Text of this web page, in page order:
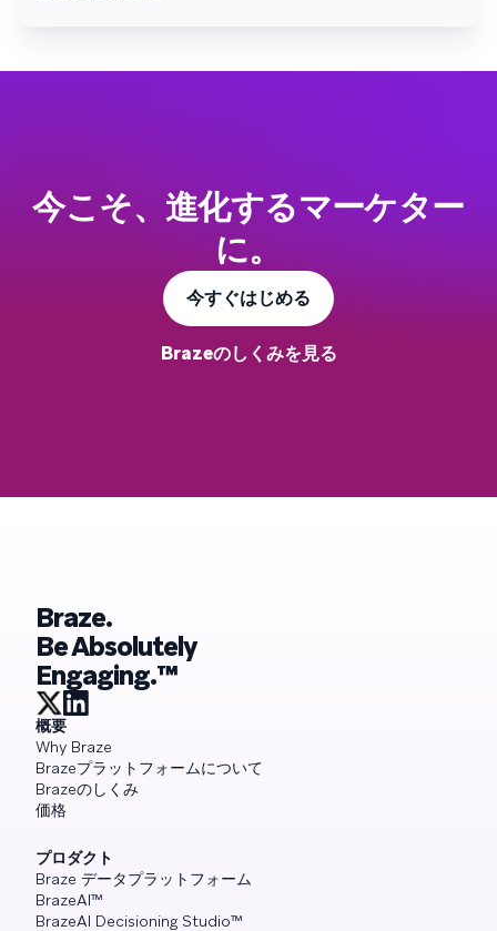
今こそ、進化するマーケター
に。
今すぐはじめる
Brazeのしくみを見る
Braze.
Be Absolutely
Engaging.™
概要
Why Braze
Brazeプラットフォームについて
Brazeのしくみ
価格
プロダクト
Braze データプラットフォーム
BrazeAI™
BrazeAI Decisioning Studio™